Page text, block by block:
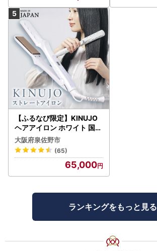
【ふるなび限定】KINUJO
ヘアアイロン ホワイト 国内
製造 FN-Limited-PR
大阪府泉佐野市
(65)
65,000
ランキングをもっと見る